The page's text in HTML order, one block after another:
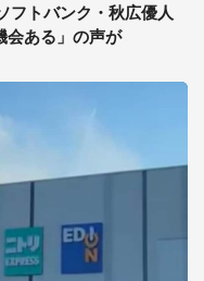
フトバンク・秋広優人
会ある」の声が